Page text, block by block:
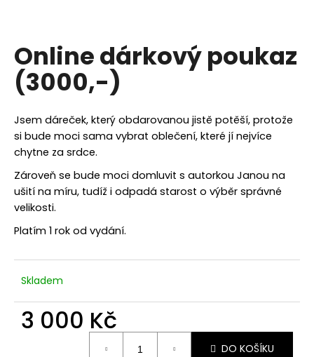
Online dárkový poukaz
(3000,-)
Jsem dáreček, který obdarovanou jistě potěší, protože
si bude moci sama vybrat oblečení, které jí nejvíce
chytne za srdce.
Zároveň se bude moci domluvit s autorkou Janou na
ušití na míru, tudíž i odpadá starost o výběr správné
velikosti.
Platím 1 rok od vydání.
Skladem
3 000 Kč
DO KOŠÍKU
í
t
?
D
o
p
u
u